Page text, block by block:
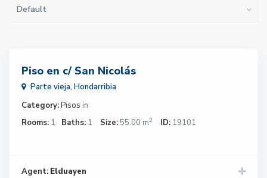
Default
Piso en c/ San Nicolás
Parte vieja, Hondarribia
Category:Pisos in
Rooms: 1 Baths: 1 Size:55.00 m2 ID: 19101
Agent: Elduayen